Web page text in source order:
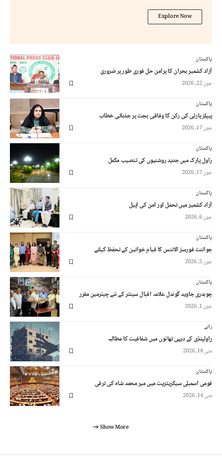
Explore Now
پاکستان
آزاد کشمیر بحران کا پرامن حل فوری طور پر ضروری
جون 22, 2026
پاکستان
پیپلز پارٹی کی رکن کا وفاقی بجٹ پر جذباتی خطاب
جون 17, 2026
پاکستان
راول پارک میں جدید روشنیوں کی تنصیب مکمل
جون 17, 2026
پاکستان
آزاد کشمیر میں تحمل اور امن کی اپیل
جون 6, 2026
پاکستان
جوائنٹ فورسز الائنس کا قیام خواتین کے تحفظ کیلئے
جون 5, 2026
پاکستان
چوہدری جاوید گوندل علامہ اقبال سینٹر کے نئے چیئرمین مقرر
جون 1, 2026
رائے
راولپنڈی کے دیہی تھانوں میں شفافیت کا مطالبہ
مئی 18, 2026
پاکستان
قومی اسمبلی سیکریٹریٹ میں میر محمد شاہ کی ترقی
مئی 14, 2026
Show More